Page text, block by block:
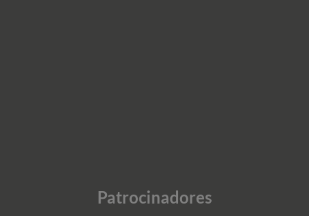
Patrocinadores